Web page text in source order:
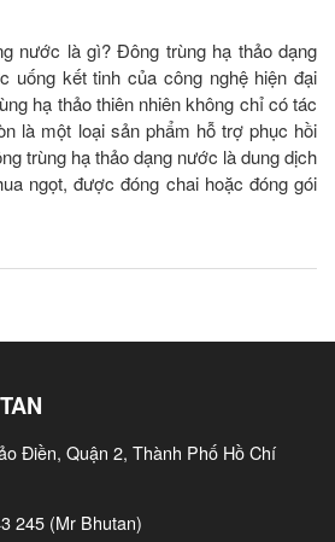
nước là gì? Đông trùng hạ thảo dạng
uống kết tinh của công nghệ hiện đại
hạ thảo thiên nhiên không chỉ có tác
là một loại sản phẩm hỗ trợ phục hồi
trùng hạ thảo dạng nước là dung dịch
ngọt, được đóng chai hoặc đóng gói
Điền, Quận 2, Thành Phố Hồ Chí
245 (Mr Bhutan)